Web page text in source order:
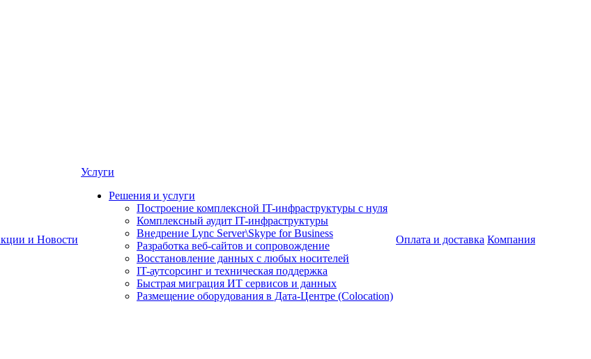
и Новости
Услуги
Решения и услуги
Построение комплексной IT-инфраструктуры с нуля
Комплексный аудит IT-инфраструктуры
Внедрение Lync Server\Skype for Business
Разработка веб-сайтов и сопровождение
Восстановление данных с любых носителей
IT-аутсорсинг и техническая поддержка
Быстрая миграция ИТ сервисов и данных
Размещение оборудования в Дата-Центре (Colocation)
Оплата и доставка Компания